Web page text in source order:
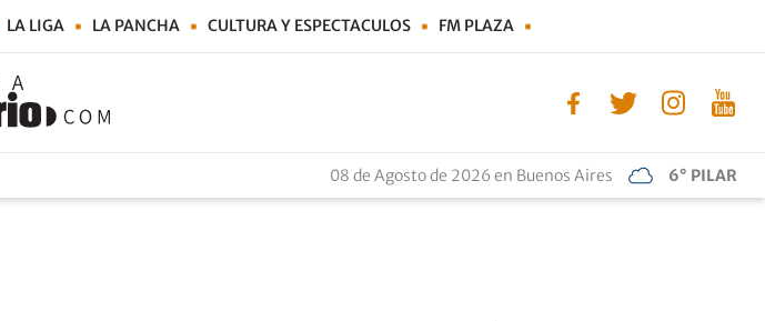
LA LIGA LA PANCHA CULTURA Y ESPECTACULOS FM PLAZA
08 de Agosto de 2026 en Buenos Aires 6° PILAR